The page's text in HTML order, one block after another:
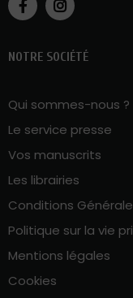
NOTRE SOCIÉTÉ
Qui sommes-nous ?
Le service presse
Vos manuscrits
Les librairies
Conditions
Politique sur la vie
Mentions légales
Cookies